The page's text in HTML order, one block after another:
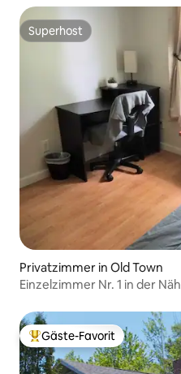
Superhost
Superhost
Privatzimmer in Old Town
Einzelzimmer Nr. 1 in der
Beliebter Gäste-Favorit.
Gäste-Favorit